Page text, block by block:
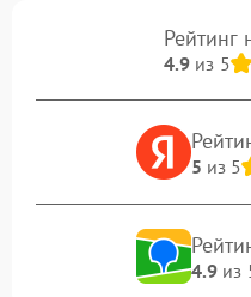
Рейтинг
4.9из 5
5 из 5
4.9из